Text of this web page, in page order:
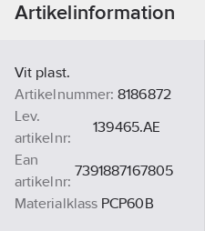
Artikelinformation
Vit plast.
Artikelnummer: 8186872
Lev.
artikelnr:
139465.AE
Ean
artikelnr:
7391887167805
Materialklass PCP60B